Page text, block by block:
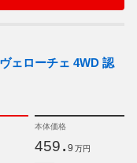
ェローチェ 4WD 認
本体価格
459. 9 万円